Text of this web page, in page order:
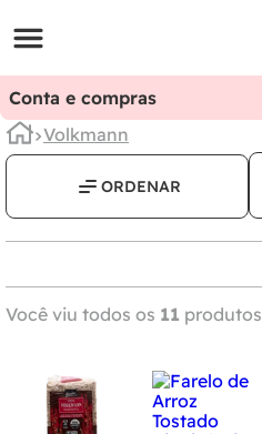
Conta e compras
Volkmann
Você viu todos os 11 produtos